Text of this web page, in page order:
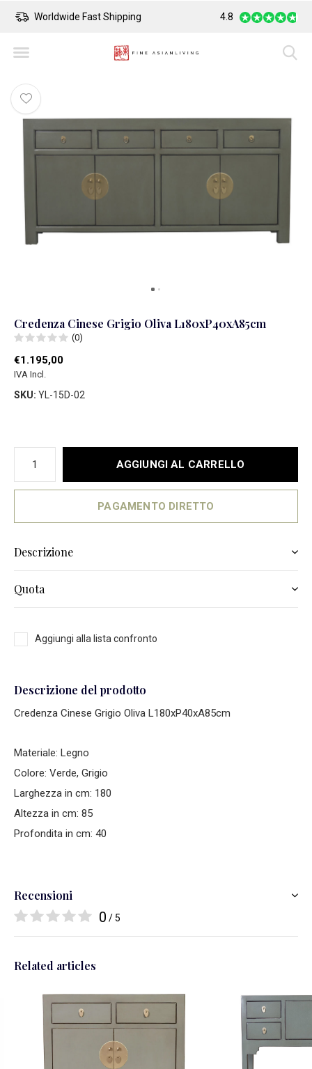
Worldwide Fast Shipping Safe Payment
4.8
Credenza Cinese Grigio Oliva L180xP40xA85cm
(0)
€1.195,00
IVA Incl.
SKU: YL-15D-02
AGGIUNGI AL CARRELLO
PAGAMENTO DIRETTO
Descrizione
Quota
Aggiungi alla lista confronto
Descrizione del prodotto
Credenza Cinese Grigio Oliva L180xP40xA85cm
Materiale: Legno
Colore: Verde, Grigio
Larghezza in cm: 180
Altezza in cm: 85
Profondita in cm: 40
Recensioni
0 / 5
Related articles